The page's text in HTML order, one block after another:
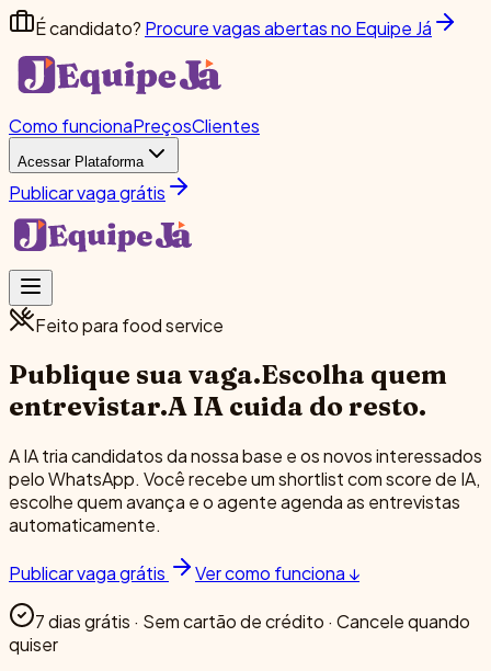
É candidato? Procure vagas abertas no Equipe Já
Como funcionaPreçosClientes
Acessar Plataforma
Publicar vaga grátis
Feito para food service
Publique sua vaga.Escolha quem
entrevistar.A IA cuida do resto.
A IA tria candidatos da nossa base e os novos interessados
pelo WhatsApp. Você recebe um shortlist com score de IA,
escolhe quem avança e o agente agenda as entrevistas
automaticamente.
Publicar vaga grátis Ver como funciona ↓
7 dias grátis · Sem cartão de crédito · Cancele quando
quiser